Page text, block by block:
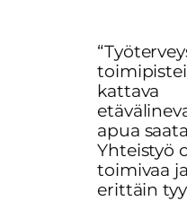
kattava
apua
Yhteistyö
toimivaa
erittäin